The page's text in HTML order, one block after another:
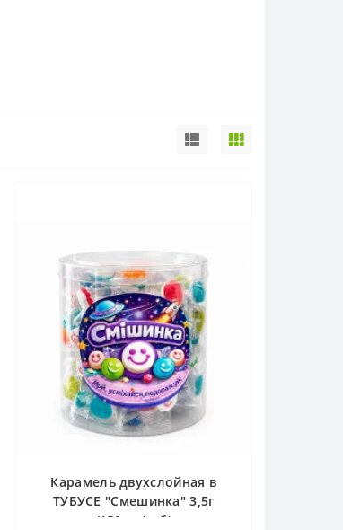
Карамель двухслойная в
ТУБУСЕ "Смешинка" 3,5г
(150шт/туб)